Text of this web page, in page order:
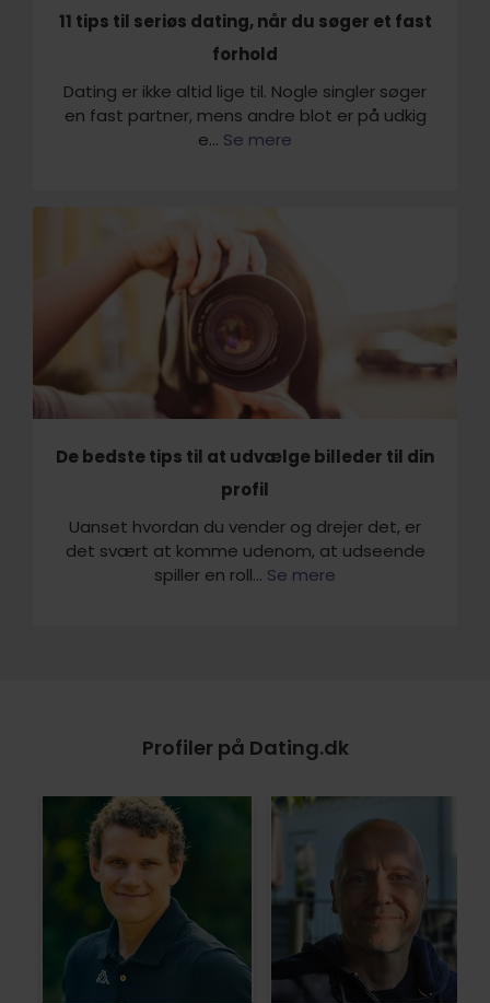
11 tips til seriøs dating, når du søger et fast
forhold
Dating er ikke altid lige til. Nogle singler søger
en fast partner, mens andre blot er på udkig
e... Se mere
De bedste tips til at udvælge billeder til din
profil
Uanset hvordan du vender og drejer det, er
det svært at komme udenom, at udseende
spiller en roll... Se mere
Profiler på Dating.dk